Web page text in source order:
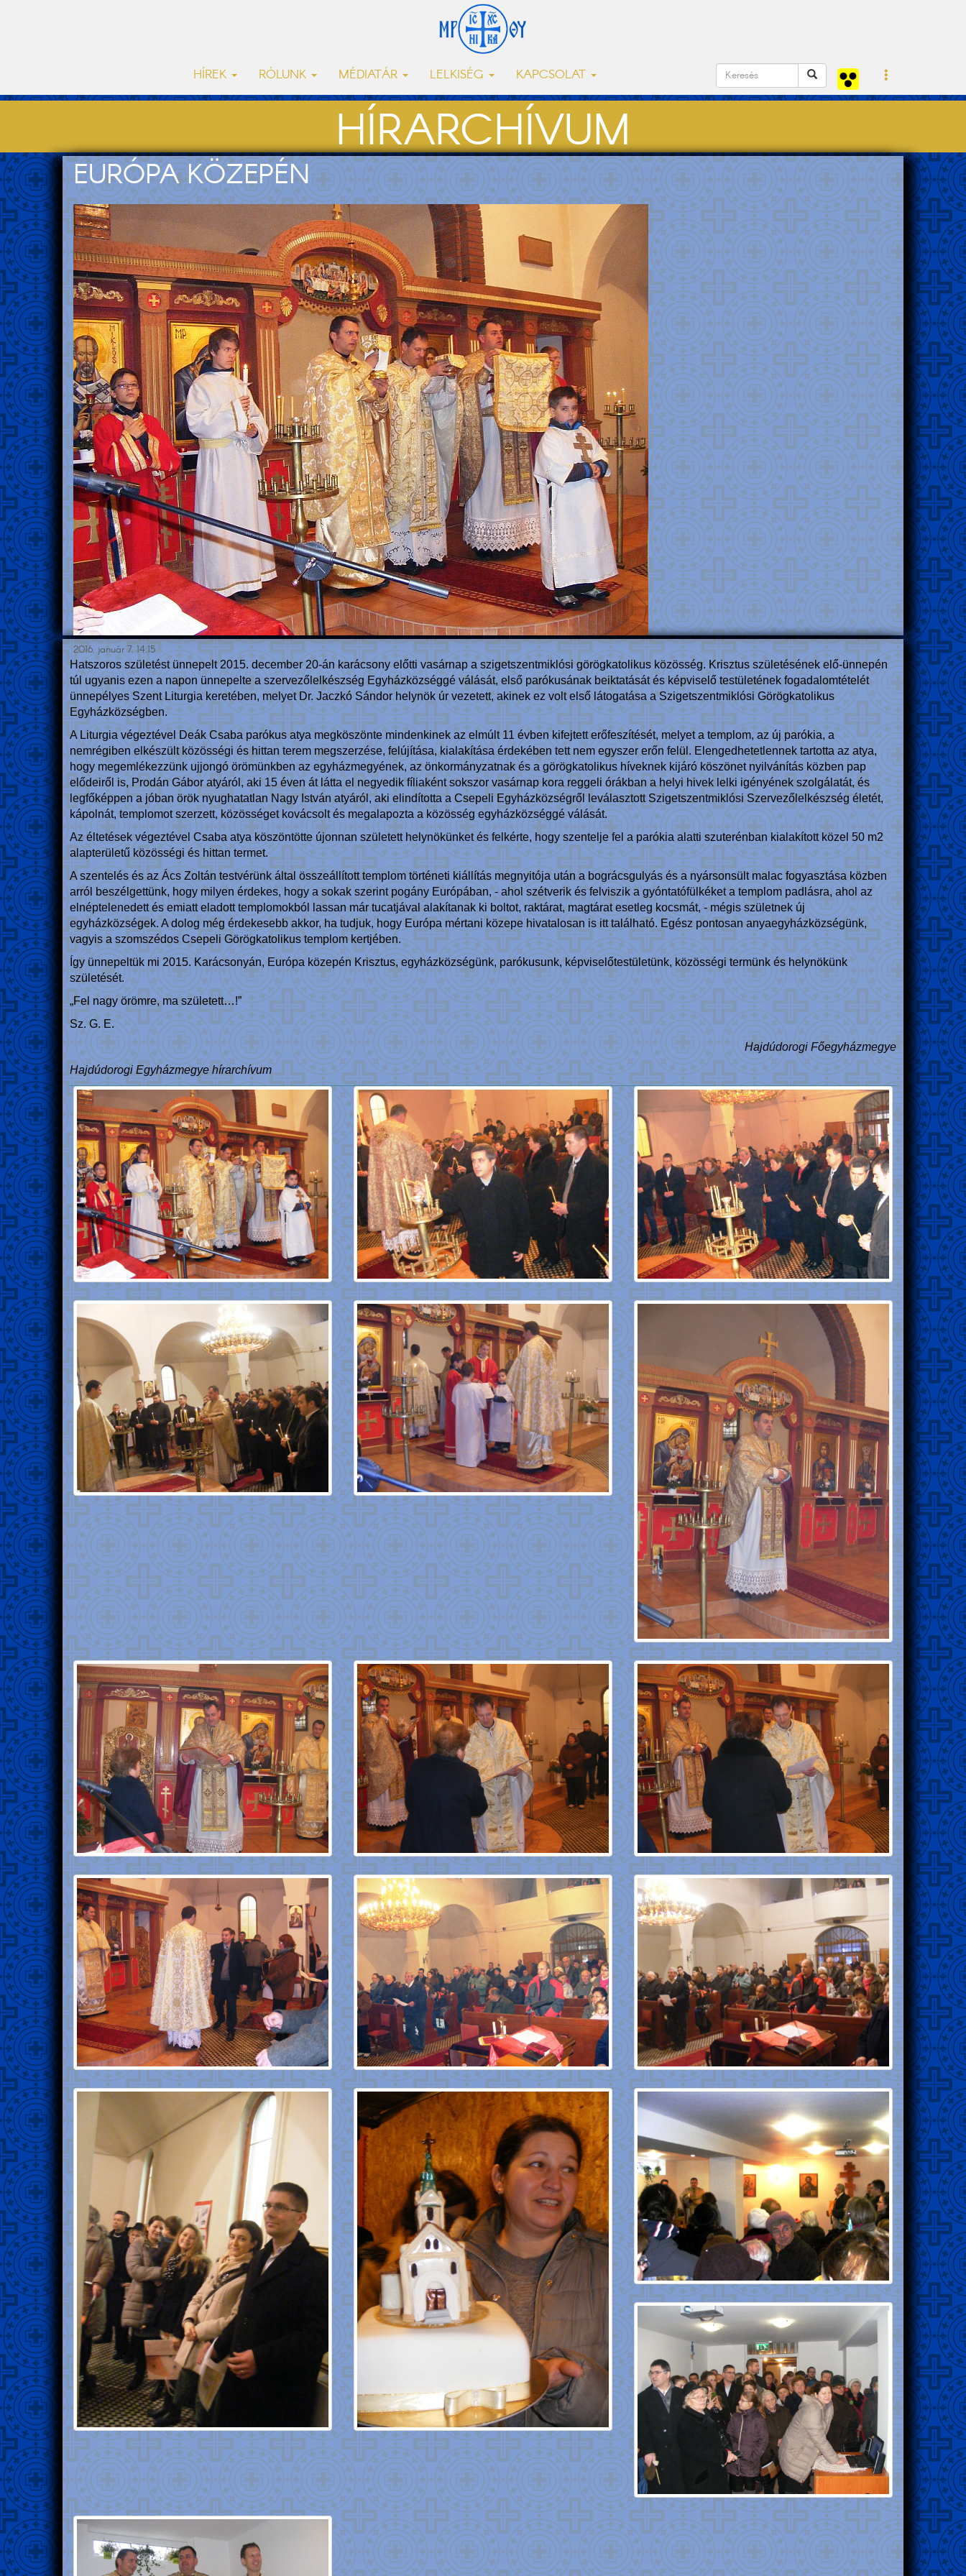
HÍREK RÓLUNK MÉDIATÁR LELKISÉG KAPCSOLAT
HÍRARCHÍVUM
EURÓPA KÖZEPÉN
2016. január 7. 14:15
Hatszoros születést ünnepelt 2015. december 20-án karácsony előtti vasárnap a szigetszentmiklósi görögkatolikus közösség. Krisztus születésének elő-ünnepén
túl ugyanis ezen a napon ünnepelte a szervezőlelkészség Egyházközséggé válását, első parókusának beiktatását és képviselő testületének fogadalomtételét
ünnepélyes Szent Liturgia keretében, melyet Dr. Jaczkó Sándor helynök úr vezetett, akinek ez volt első látogatása a Szigetszentmiklósi Görögkatolikus
Egyházközségben.
A Liturgia végeztével Deák Csaba parókus atya megköszönte mindenkinek az elmúlt 11 évben kifejtett erőfeszítését, melyet a templom, az új parókia, a
nemrégiben elkészült közösségi és hittan terem megszerzése, felújítása, kialakítása érdekében tett nem egyszer erőn felül. Elengedhetetlennek tartotta az atya,
hogy megemlékezzünk ujjongó örömünkben az egyházmegyének, az önkormányzatnak és a görögkatolikus híveknek kijáró köszönet nyilvánítás közben pap
elődeiről is, Prodán Gábor atyáról, aki 15 éven át látta el negyedik fíliaként sokszor vasárnap kora reggeli órákban a helyi hivek lelki igényének szolgálatát, és
legfőképpen a jóban örök nyughatatlan Nagy István atyáról, aki elindította a Csepeli Egyházközségről leválasztott Szigetszentmiklósi Szervezőlelkészség életét,
kápolnát, templomot szerzett, közösséget kovácsolt és megalapozta a közösség egyházközséggé válását.
Az éltetések végeztével Csaba atya köszöntötte újonnan született helynökünket és felkérte, hogy szentelje fel a parókia alatti szuterénban kialakított közel 50 m2
alapterületű közösségi és hittan termet.
A szentelés és az Ács Zoltán testvérünk által összeállított templom történeti kiállítás megnyitója után a bográcsgulyás és a nyársonsült malac fogyasztása közben
arról beszélgettünk, hogy milyen érdekes, hogy a sokak szerint pogány Európában, - ahol szétverik és felviszik a gyóntatófülkéket a templom padlásra, ahol az
elnéptelenedett és emiatt eladott templomokból lassan már tucatjával alakítanak ki boltot, raktárat, magtárat esetleg kocsmát, - mégis születnek új
egyházközségek. A dolog még érdekesebb akkor, ha tudjuk, hogy Európa mértani közepe hivatalosan is itt található. Egész pontosan anyaegyházközségünk,
vagyis a szomszédos Csepeli Görögkatolikus templom kertjében.
Így ünnepeltük mi 2015. Karácsonyán, Európa közepén Krisztus, egyházközségünk, parókusunk, képviselőtestületünk, közösségi termünk és helynökünk
születését.
„Fel nagy örömre, ma született…!”
Sz. G. E.
Hajdúdorogi Főegyházmegye
Hajdúdorogi Egyházmegye hírarchívum